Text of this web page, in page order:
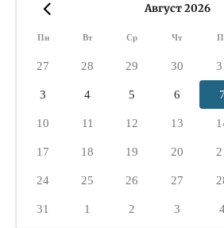
Август 2026
Пн Вт Ср Чт
27 28 29 30
3 4 5 6 7
10 11 12 13
17 18 19 20
24 25 26 27
31 1 2 3